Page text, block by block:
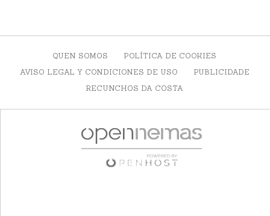
QUEN SOMOS
POLÍTICA DE COOKIES
AVISO LEGAL Y CONDICIONES DE USO
PUBLICIDADE
RECUNCHOS DA COSTA